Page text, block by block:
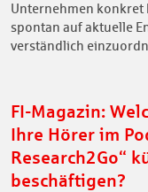
Unternehmen konkret
spontan auf aktuelle
verständlich
FI-Magazin:
Ihre Hörer im
Research2Go“
beschäftigen?